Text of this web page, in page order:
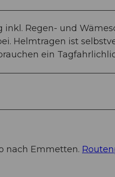
inkl. Regen- und
Helmtragen ist
ein
nach Emmetten.